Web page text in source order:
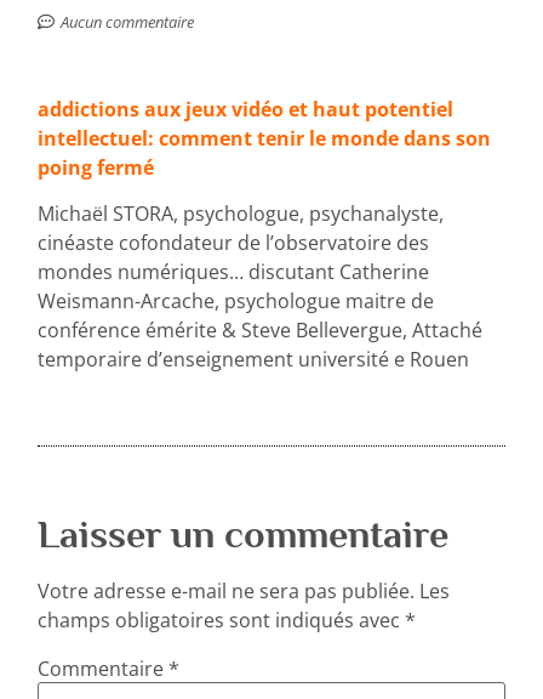
Aucun commentaire
addictions aux jeux vidéo et haut potentiel
intellectuel: comment tenir le monde dans son
poing fermé
Michaël STORA, psychologue, psychanalyste,
cinéaste cofondateur de l’observatoire des
mondes numériques… discutant Catherine
Weismann-Arcache, psychologue maitre de
conférence émérite & Steve Bellevergue, Attaché
temporaire d’enseignement université e Rouen
Laisser un commentaire
Votre adresse e-mail ne sera pas publiée. Les
champs obligatoires sont indiqués avec*
Commentaire*